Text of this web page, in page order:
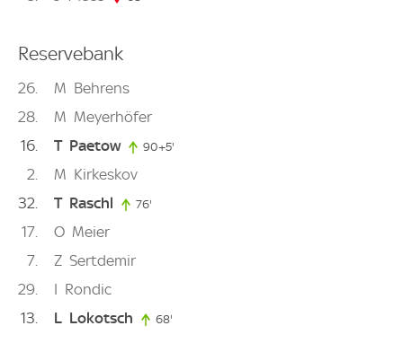
Reservebank
26 M Behrens
28
M Meyerhöfer
16
T Paetow 90+5'
2 M Kirkeskov
32
T Raschl 76'
17 O Meier
7
Z Sertdemir
29
I Rondic
13
L Lokotsch 68'